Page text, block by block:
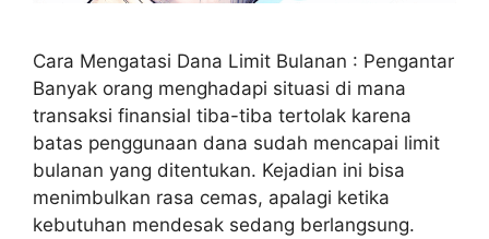
Cara Mengatasi Dana Limit Bulanan : Pengantar
Banyak orang menghadapi situasi di mana
transaksi finansial tiba-tiba tertolak karena
batas penggunaan dana sudah mencapai limit
bulanan yang ditentukan. Kejadian ini bisa
menimbulkan rasa cemas, apalagi ketika
kebutuhan mendesak sedang berlangsung.